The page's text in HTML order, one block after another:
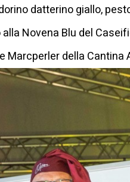
datterino giallo,
Novena Blu del
della Cantina